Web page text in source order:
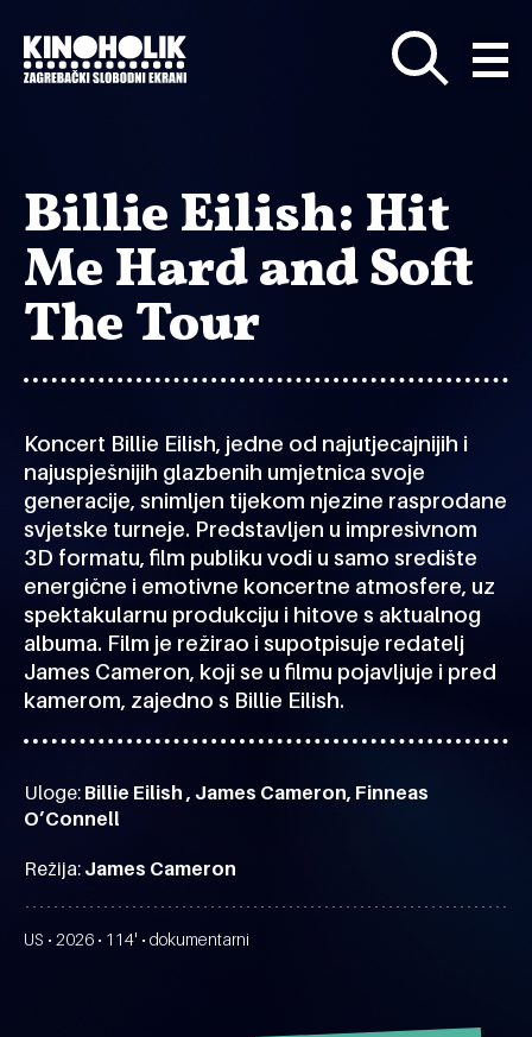
glavni
sadržaj
Billie Eilish: Hit
Me Hard and Soft
The Tour
Koncert Billie Eilish, jedne od najutjecajnijih i
najuspješnijih glazbenih umjetnica svoje
generacije, snimljen tijekom njezine rasprodane
svjetske turneje. Predstavljen u impresivnom
3D formatu, film publiku vodi u samo središte
energične i emotivne koncertne atmosfere, uz
spektakularnu produkciju i hitove s aktualnog
albuma. Film je režirao i supotpisuje redatelj
James Cameron, koji se u filmu pojavljuje i pred
kamerom, zajedno s Billie Eilish.
Uloge: Billie Eilish , James Cameron, Finneas
O’Connell
Režija: James Cameron
US • 2026 • 114' • dokumentarni